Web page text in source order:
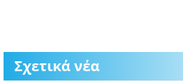
Σχετικά νέα